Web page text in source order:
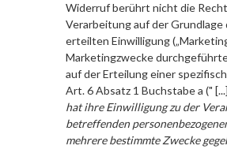
Widerruf berührt nicht die
Verarbeitung auf der
erteilten Einwilligung
Marketingzwecke
auf der Erteilung einer
Art. 6 Absatz 1 Buchstabe a (" [...]
hat ihre Einwilligung zu der
betreffenden
mehrere bestimmte Zwecke